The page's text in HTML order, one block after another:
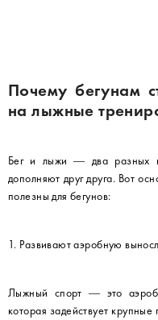
Почему бегунам
на лыжные
Бег и лыжи — два разных
дополняют друг друга. Вот
полезны для бегунов:
1. Развивают аэробную
Лыжный спорт — это
которая задействует